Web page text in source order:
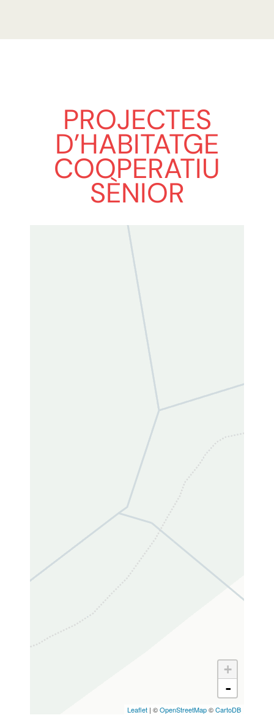
PROJECTES
D’HABITATGE
COOPERATIU
SÈNIOR